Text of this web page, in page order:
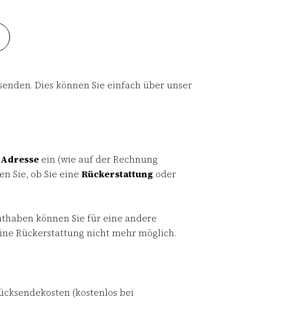
Dies können Sie einfach über unser
ein (wie auf der Rechnung
Sie, ob Sie eine Rückerstattung oder
können Sie für eine andere
Rückerstattung nicht mehr möglich.
(kostenlos bei